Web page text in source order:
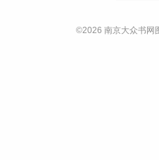
©2026 南京大众书网